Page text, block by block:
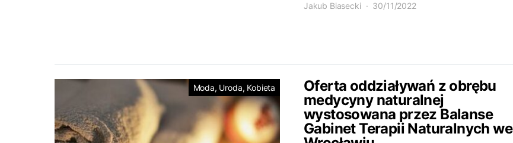
Jakub Biasecki 30/11/2022
Moda, Uroda, Kobieta
Oferta oddziaływań z obrębu
medycyny naturalnej
wystosowana przez Balanse
Gabinet Terapii Naturalnych we